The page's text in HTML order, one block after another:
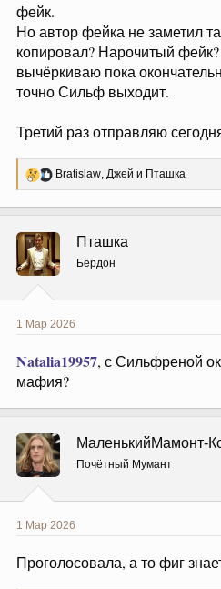
фейк.
Но автор фейка не заметил
копировал? Нарочитый
вычёркиваю пока
точно Сильф выходит.
Третий раз отправляю
Р
е
ц
и
:
Bratislaw, Джей и Пташка
Пташка
Бёрдон
1 Мар 2026
Natalia19957, с Сильфреной
мафия?
МаленькийМамонт-
Почётный Мумант
1 Мар 2026
Проголосовала, а то фиг